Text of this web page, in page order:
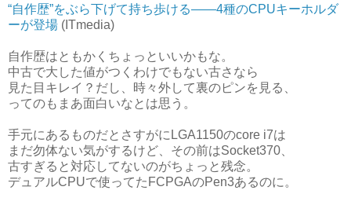
“自作歴”をぶら下げて持ち歩ける――4種のCPUキーホルダ
ーが登場 (ITmedia)
自作歴はともかくちょっといいかもな。
中古で大した値がつくわけでもない古さなら
見た目キレイ？だし、時々外して裏のピンを見る、
ってのもまあ面白いなとは思う。
手元にあるものだとさすがにLGA1150のcore i7は
まだ勿体ない気がするけど、その前はSocket370、
古すぎると対応してないのがちょっと残念。
デュアルCPUで使ってたFCPGAのPen3あるのに。